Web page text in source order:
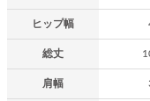
ヒップ幅
総丈
肩幅